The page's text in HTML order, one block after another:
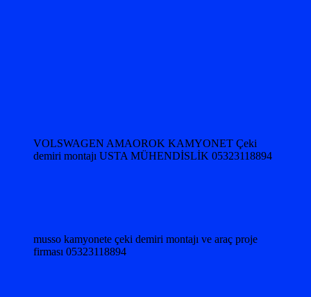
VOLSWAGEN AMAOROK KAMYONET Çeki
demiri montajı USTA MÜHENDİSLİK 05323118894
musso kamyonete çeki demiri montajı ve araç proje
firması 05323118894